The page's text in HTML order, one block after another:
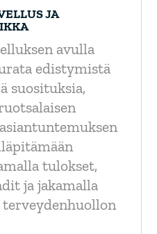
JA
avulla
edistymistä
suosituksia,
tulokset,
ja jakamalla